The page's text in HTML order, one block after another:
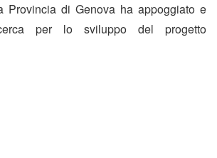
Provincia di Genova ha appoggiato e
per lo sviluppo del progetto